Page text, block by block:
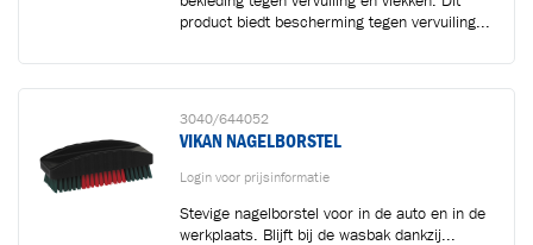
product biedt bescherming tegen vervuiling...
3040/644052
VIKAN NAGELBORSTEL
Login voor prijsinformatie
Stevige nagelborstel voor in de auto en in de
werkplaats. Blijft bij de wasbak dankzij...